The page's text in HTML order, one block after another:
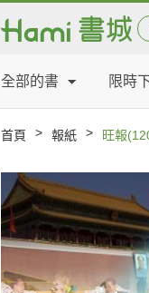
全部的書 限時
首頁 > 報紙 > 旺報